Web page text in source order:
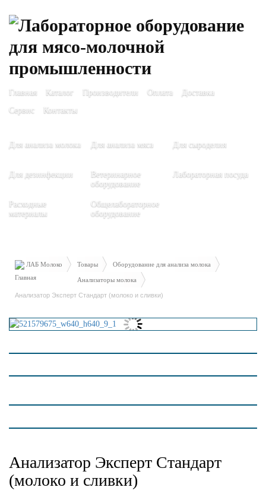
Главная Каталог Производители Оплата
Доставка
Сервис
Контакты
Для анализа молока Для анализа мяса Для сыроделия
Для дезинфекции
Ветеринарное
оборудование
Лабораторная посуда
Расходные
материалы
Общелабораторное
оборудование
ЛАБ Молоко Товары Оборудование для анализа молока
Анализаторы молока
Анализатор Эксперт Стандарт (молоко и сливки)
Анализатор Эксперт Стандарт
(молоко и сливки)